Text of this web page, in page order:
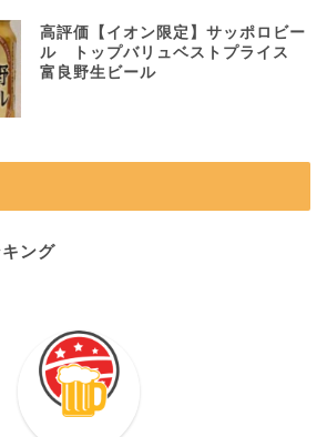
高評価【イオン限定】サッポロビー
ル トップバリュベストプライス
富良野生ビール
ング